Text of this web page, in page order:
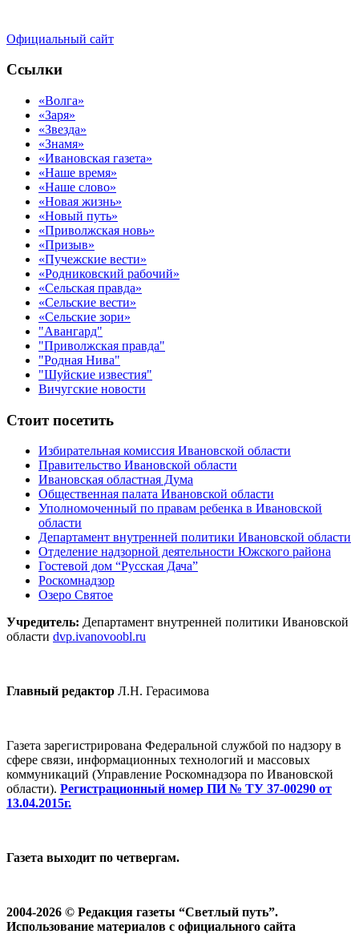
Официальный сайт
Ссылки
«Волга»
«Заря»
«Звезда»
«Знамя»
«Ивановская газета»
«Наше время»
«Наше слово»
«Новая жизнь»
«Новый путь»
«Приволжская новь»
«Призыв»
«Пучежские вести»
«Родниковский рабочий»
«Сельская правда»
«Сельские вести»
«Сельские зори»
"Авангард"
"Приволжская правда"
"Родная Нива"
"Шуйские известия"
Вичугские новости
Стоит посетить
Избирательная комиссия Ивановской области
Правительство Ивановской области
Ивановская областная Дума
Общественная палата Ивановской области
Уполномоченный по правам ребенка в Ивановской
области
Департамент внутренней политики Ивановской области
Отделение надзорной деятельности Южского района
Гостевой дом “Русская Дача”
Роскомнадзор
Озеро Святое
Учредитель: Департамент внутренней политики Ивановской
области dvp.ivanovoobl.ru
Главный редактор Л.Н. Герасимова
Газета зарегистрирована Федеральной службой по надзору в
сфере связи, информационных технологий и массовых
коммуникаций (Управление Роскомнадзора по Ивановской
области). Регистрационный номер ПИ № ТУ 37-00290 от
13.04.2015г.
Газета выходит по четвергам.
2004-2026 © Редакция газеты “Светлый путь”.
Использование материалов с официального сайта